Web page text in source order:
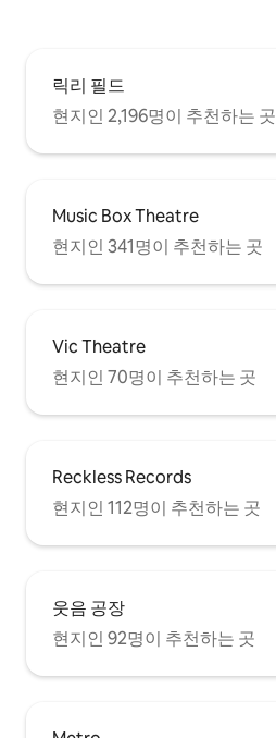
릭리 필드
현지인 2,196명이 추천하는 곳
Music Box Theatre
현지인 341명이 추천하는 곳
Vic Theatre
현지인 70명이 추천하는 곳
Reckless Records
현지인 112명이 추천하는 곳
웃음 공장
현지인 92명이 추천하는 곳